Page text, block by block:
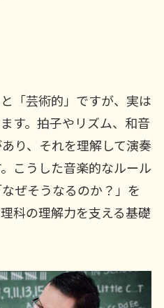
「芸術的」ですが、実は
す。拍子やリズム、和音
り、それを理解して演奏
こうした音楽的なルール
ぜそうなるのか？」を
科の理解力を支える基礎